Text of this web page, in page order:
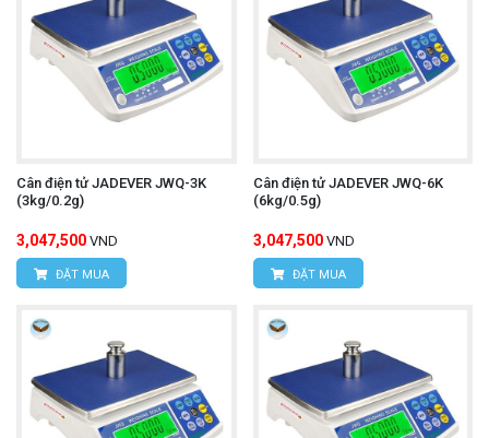
Cân điện tử JADEVER JWQ-3K
(3kg/0.2g)
3,047,500 VND
ĐẶT MUA
Cân điện tử JADEVER JWQ-6K
(6kg/0.5g)
3,047,500 VND
ĐẶT MUA